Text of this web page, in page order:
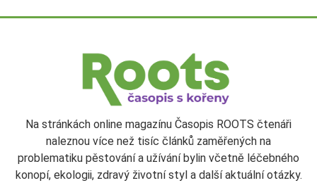
Na stránkách online magazínu Časopis ROOTS čtenáři
naleznou více než tisíc článků zaměřených na
problematiku pěstování a užívání bylin včetně léčebného
konopí, ekologii, zdravý životní styl a další aktuální otázky.